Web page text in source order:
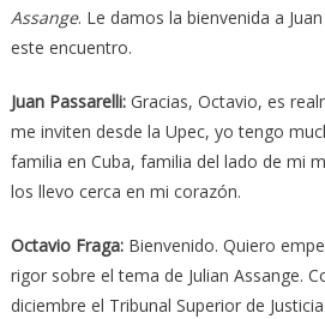
Assange. Le damos la bienvenida a
este encuentro.
Juan Passarelli:Gracias, Octavio, es
me inviten desde la Upec, yo tengo
familia en Cuba, familia del lado de mi
los llevo cerca en mi corazón.
Octavio Fraga:Bienvenido. Quiero
rigor sobre el tema de Julian Assange.
diciembre el Tribunal Superior de